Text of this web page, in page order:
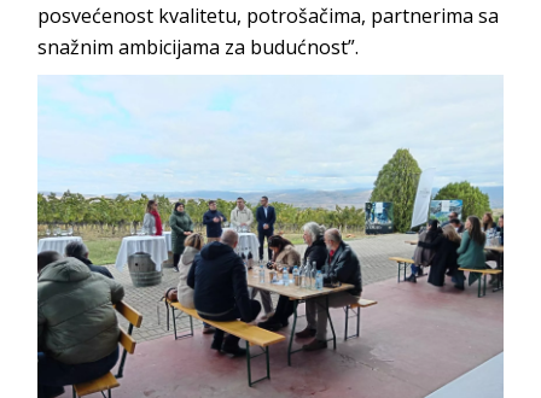
posvećenost kvalitetu, potrošačima, partnerima sa
snažnim ambicijama za budućnost”.